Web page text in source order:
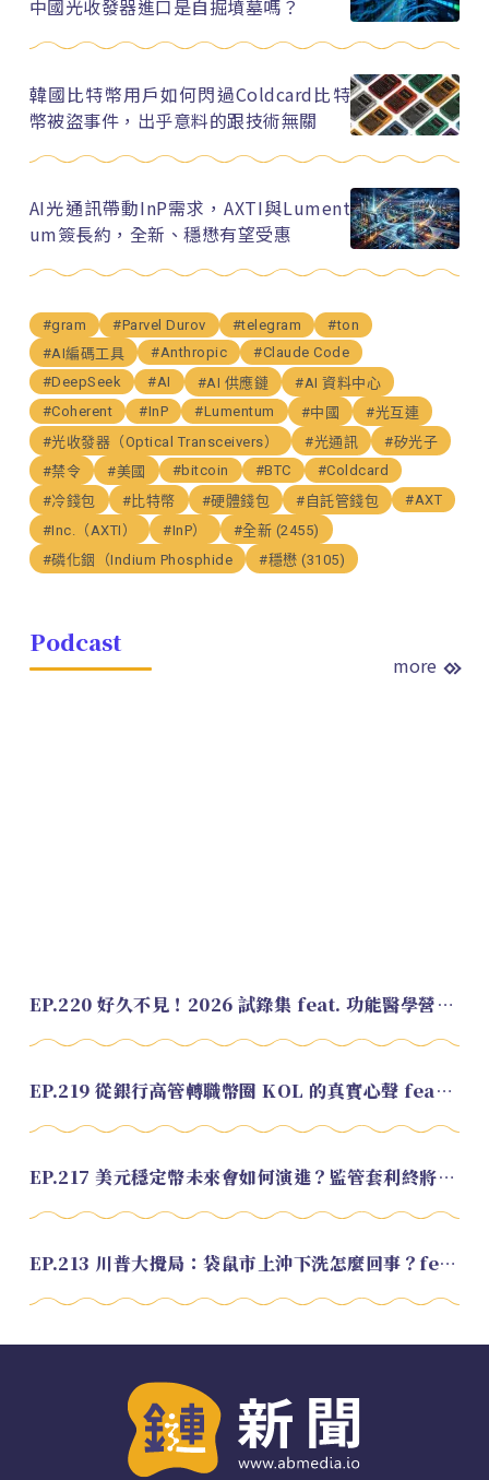
中國光收發器進口是自掘墳墓嗎？
韓國比特幣用戶如何閃過Coldcard比特
幣被盜事件，出乎意料的跟技術無關
AI光通訊帶動InP需求，AXTI與Lument
um簽長約，全新、穩懋有望受惠
#gram #Parvel Durov #telegram
#ton
#AI編碼工具
#Anthropic
#Claude Code
#DeepSeek
#AI #AI 供應鏈
#AI 資料中心
#Coherent
#InP #Lumentum #中國
#光互連
#光收發器（Optical Transceivers）
#光通訊
#矽光子
#禁令
#美國 #bitcoin #BTC
#Coldcard
#冷錢包
#比特幣 #硬體錢包 #自託管錢包
#AXT
#Inc.（AXTI）
#InP）
#全新 (2455)
#磷化銦（Indium Phosphide
#穩懋 (3105)
Podcast
more
EP.220 好久不見！2026 試錄集 feat. 功能醫學營養師 美寶
EP.219 從銀行高管轉職幣圈 KOL 的真實心聲 feat.龜大
EP.217 美元穩定幣未來會如何演進？監管套利終將收斂？feat. 研究員 余哲安
EP.213 川普大攪局：袋鼠市上沖下洗怎麼回事？feat. Alvin